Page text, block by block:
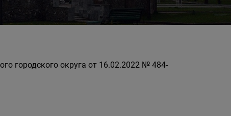
городского округа от 16.02.2022 № 484-